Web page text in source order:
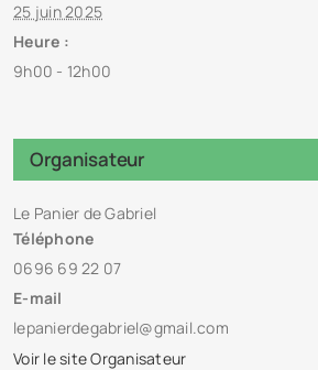
25 juin 2025
Heure :
9h00 - 12h00
Organisateur
Le Panier de Gabriel
Téléphone
0696 69 22 07
E-mail
lepanierdegabriel@gmail.com
Voir le site Organisateur